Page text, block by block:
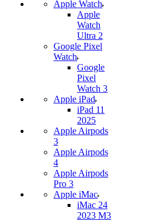
Apple Watch
Apple
Watch
Ultra 2
Google Pixel
Watch
Google
Pixel
Watch 3
Apple iPad
iPad 11
2025
Apple Airpods
3
Apple Airpods
4
Apple Airpods
Pro 3
Apple iMac
iMac 24
2023 M3